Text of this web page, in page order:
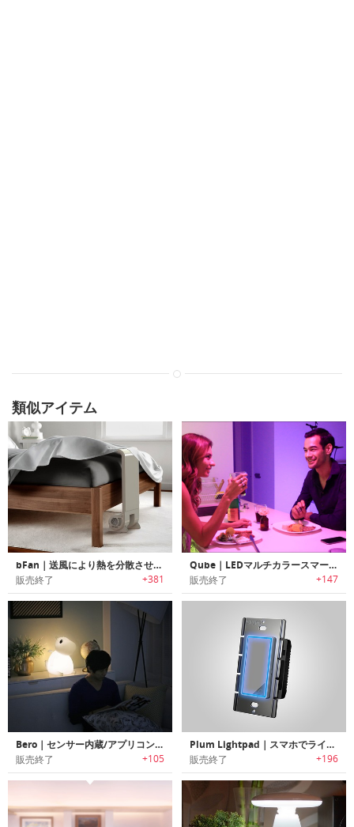
類似アイテム
bFan｜送風により熱を分散させベッドの温度を快適に保つベッドファン「ビーファン」
販売終了 +381
Qube｜LEDマルチカラースマートライト「キューブ」
販売終了 +147
Bero｜センサー内蔵/アプリコントロールのキャラクターデザインスマートランプ「ベロ」
販売終了 +105
Plum Lightpad｜スマホでライトをコントロール可能なスマート調光器「プラムライトパッド」
販売終了 +196